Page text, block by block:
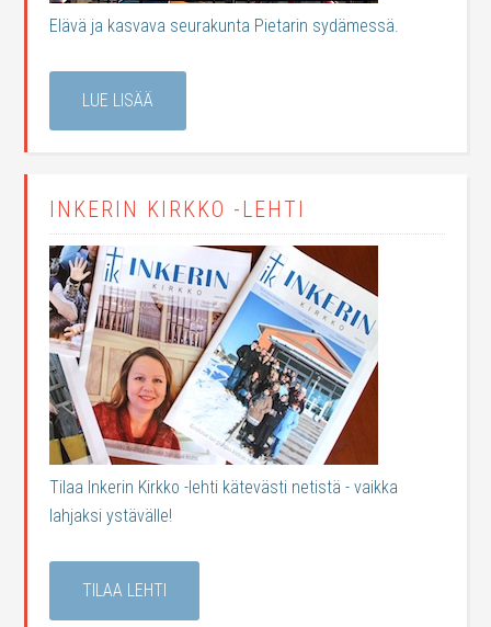
Elävä ja kasvava seurakunta Pietarin sydämessä.
LUE LISÄÄ
INKERIN KIRKKO -LEHTI
Tilaa Inkerin Kirkko -lehti kätevästi netistä - vaikka
lahjaksi ystävälle!
TILAA LEHTI